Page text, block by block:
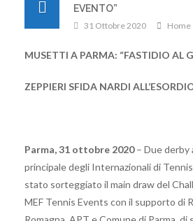
EVENTO”
31 Ottobre 2020 Home
MUSETTI A PARMA: “FASTIDIO AL
ZEPPIERI SFIDA NARDI
Parma, 31 ottobre 2020– Due derby
principale degli Internazionali di
stato sorteggiato il main draw del
MEF Tennis Events con il supporto di